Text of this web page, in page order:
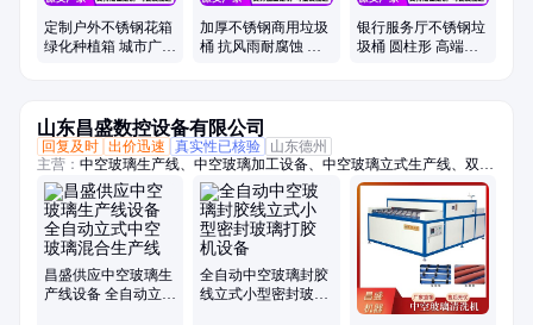
定制户外不锈钢花箱
绿化种植箱 城市广场
加厚不锈钢商用垃圾
桶 抗风雨耐腐蚀 户
银行服务厅不锈钢垃
圾桶 圆柱形 高端美
山东昌盛数控设备有限公司
回复及时 出价迅速 真实性已核验
山东德州
主营： 中空玻璃生产线、中空玻璃加工设备、中空玻璃立式生产线、双组
份涂胶机、气动双组份涂胶机、双组份打胶机、中空玻璃打胶机、中空玻
璃封胶线、全自动铝条折弯机、铝条折弯机、丁基胶涂布机、中空玻璃充
气线、玻璃清洗机、中空玻璃设备、全自动中空玻璃充气线、中空玻璃清
洗机、卧式玻璃清洗机、分子筛灌装机、中空玻璃充气机、旋转涂胶台、
小型中空玻璃生产设备、铝条涂布机、自助丁基胶涂布机、卧式丁基胶涂
布机
昌盛供应中空玻璃生
产线设备 全自动立式
全自动中空玻璃封胶
线立式小型密封玻璃